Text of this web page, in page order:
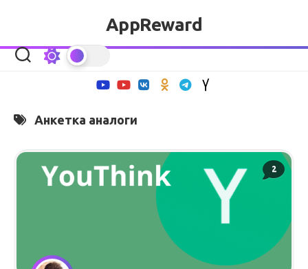
AppReward
Анкетка аналоги
2